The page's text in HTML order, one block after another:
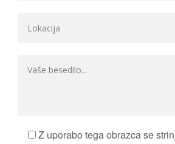
Z uporabo tega obrazca se